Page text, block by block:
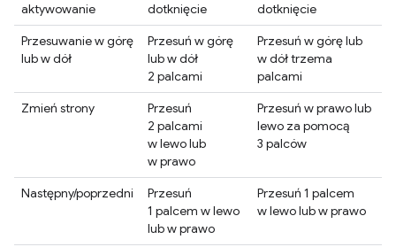
aktywowanie
dotknięcie
dotknięcie
Przesuwanie w górę
lub w dół
Przesuń w górę
lub w dół
2 palcami
Przesuń w górę lub
w dół trzema
palcami
Zmień strony
Przesuń
2 palcami
w lewo lub
w prawo
Przesuń w prawo lub
lewo za pomocą
3 palców
Następny/poprzedni
Przesuń
1 palcem w lewo
lub w prawo
Przesuń 1 palcem
w lewo lub w prawo